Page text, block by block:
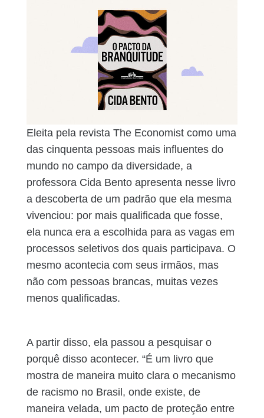
Eleita pela revista The Economist como uma
das cinquenta pessoas mais influentes do
mundo no campo da diversidade, a
professora Cida Bento apresenta nesse livro
a descoberta de um padrão que ela mesma
vivenciou: por mais qualificada que fosse,
ela nunca era a escolhida para as vagas em
processos seletivos dos quais participava. O
mesmo acontecia com seus irmãos, mas
não com pessoas brancas, muitas vezes
menos qualificadas.
A partir disso, ela passou a pesquisar o
porquê disso acontecer. “É um livro que
mostra de maneira muito clara o mecanismo
de racismo no Brasil, onde existe, de
maneira velada, um pacto de proteção entre